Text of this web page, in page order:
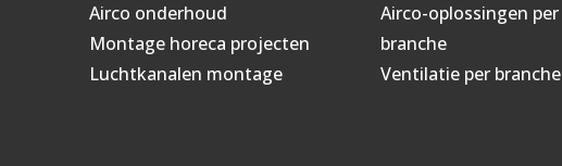
Airco onderhoud
Montage horeca projecten
Luchtkanalen montage
Airco-oplossingen per
branche
Ventilatie per branche